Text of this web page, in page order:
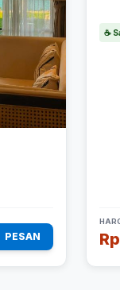
PESAN
☕